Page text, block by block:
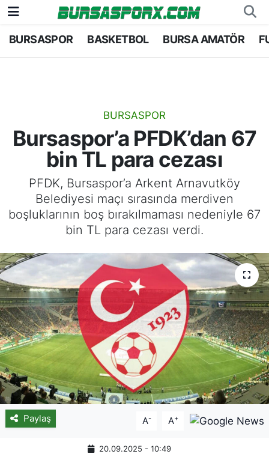
BURSASPOR BASKETBOL BURSA AMATÖR
BURSASPOR
Bursaspor’a PFDK’dan 67
bin TL para cezası
PFDK, Bursaspor’a Arkent Arnavutköy
Belediyesi maçı sırasında merdiven
boşluklarının boş bırakılmaması nedeniyle 67
bin TL para cezası verdi.
Paylaş A- A+
20.09.2025 - 10:49
Bursaspor
Bursa Amatör
Hentbol
Voleybol
Bursa Nöbetçi Eczaneler
Bursa Trafik Yoğunluk Haritası
TFF 2.Lig Kırmızı Grup Puan Durumu ve Fikstür
Tüm Manşetler
Son Dakika Haberleri
Haber Arşivi